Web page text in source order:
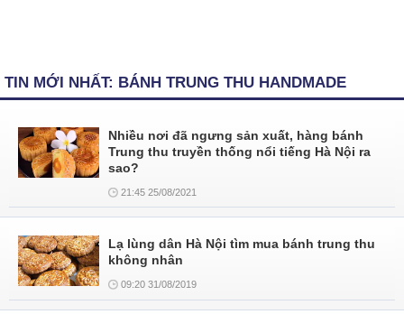
TIN MỚI NHẤT: BÁNH TRUNG THU HANDMADE
Nhiều nơi đã ngưng sản xuất, hàng bánh
Trung thu truyền thống nổi tiếng Hà Nội ra
sao?
21:45 25/08/2021
Lạ lùng dân Hà Nội tìm mua bánh trung thu
không nhân
09:20 31/08/2019